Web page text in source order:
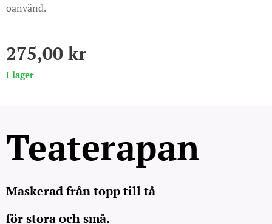
oanvänd.
275,00 kr
I lager
Teaterapan
Maskerad från topp till tå
för stora och små.